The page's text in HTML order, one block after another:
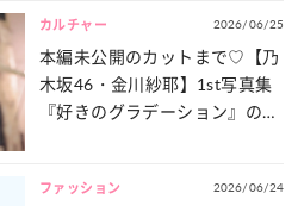
カルチャー 2026/06/25
本編未公開のカットまで♡【乃
木坂46・金川紗耶】1st写真集
『好きのグラデーション』の魅
ファッション 2026/06/24